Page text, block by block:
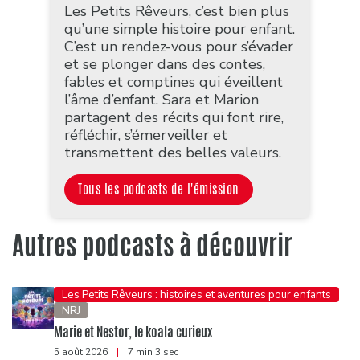
Les Petits Rêveurs, c’est bien plus
qu’une simple histoire pour enfant.
C’est un rendez-vous pour s’évader
et se plonger dans des contes,
fables et comptines qui éveillent
l’âme d’enfant. Sara et Marion
partagent des récits qui font rire,
réfléchir, s’émerveiller et
transmettent des belles valeurs.
Tous les podcasts de l'émission
Autres podcasts à découvrir
Les Petits Rêveurs : histoires et aventures pour enfants
NRJ
Marie et Nestor, le koala curieux
5 août 2026 | 7 min 3 sec